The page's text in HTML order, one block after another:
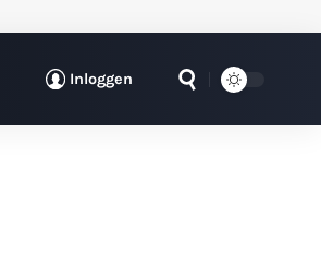
Inloggen